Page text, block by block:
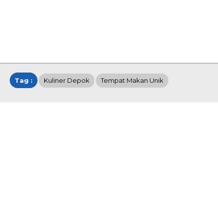
Tag : Kuliner Depok Tempat Makan Unik